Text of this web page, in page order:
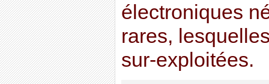
électroniques
rares,
sur-exploitées.